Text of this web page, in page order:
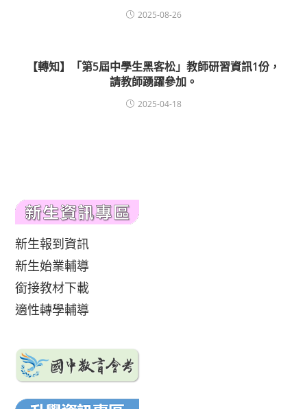
2025-08-26
【轉知】「第5屆中學生黑客松」教師研習資訊1份，
請教師踴躍參加。
2025-04-18
新生報到資訊
新生始業輔導
銜接教材下載
適性轉學輔導